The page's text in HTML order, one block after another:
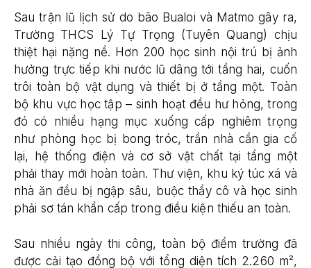
Sau trận lũ lịch sử do bão Bualoi và Matmo gây ra,
Trường THCS Lý Tự Trọng (Tuyên Quang) chịu
thiệt hại nặng nề. Hơn 200 học sinh nội trú bị ảnh
hưởng trực tiếp khi nước lũ dâng tới tầng hai, cuốn
trôi toàn bộ vật dụng và thiết bị ở tầng một. Toàn
bộ khu vực học tập – sinh hoạt đều hư hỏng, trong
đó có nhiều hạng mục xuống cấp nghiêm trọng
như phòng học bị bong tróc, trần nhà cần gia cố
lại, hệ thống điện và cơ sở vật chất tại tầng một
phải thay mới hoàn toàn. Thư viện, khu ký túc xá và
nhà ăn đều bị ngập sâu, buộc thầy cô và học sinh
phải sơ tán khẩn cấp trong điều kiện thiếu an toàn.
Sau nhiều ngày thi công, toàn bộ điểm trường đã
được cải tạo đồng bộ với tổng diện tích 2.260 m²,